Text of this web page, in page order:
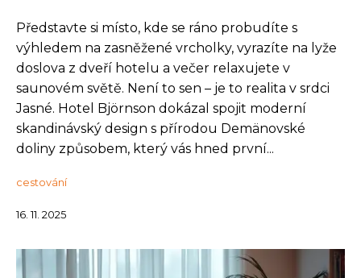
Představte si místo, kde se ráno probudíte s
výhledem na zasněžené vrcholky, vyrazíte na lyže
doslova z dveří hotelu a večer relaxujete v
saunovém světě. Není to sen – je to realita v srdci
Jasné. Hotel Björnson dokázal spojit moderní
skandinávský design s přírodou Demänovské
doliny způsobem, který vás hned první...
cestování
16. 11. 2025